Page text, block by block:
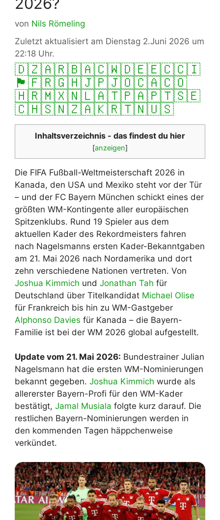
von Nils Römeling
Zuletzt aktualisiert am Dienstag 2.Juni 2026 um
22:18 Uhr.
🇩🇿🇦🇷🇧🇦🇨🇼🇩🇪🇪🇨🇨🇮
🏴󠁧󠁢󠁥󠁮󠁧󠁿🇫🇷🇬🇭🇯🇵🇯🇴🇨🇦🇨🇴
🇭🇷🇲🇽🇳🇱🇦🇹🇵🇦🇵🇹🇸🇪
🇨🇭🇸🇳🇿🇦🇰🇷🇹🇳🇺🇸
Inhaltsverzeichnis - das findest du hier
[anzeigen]
Die FIFA Fußball-Weltmeisterschaft 2026 in
Kanada, den USA und Mexiko steht vor der Tür
– und der FC Bayern München schickt eines der
größten WM-Kontingente aller europäischen
Spitzenklubs. Rund 19 Spieler aus dem
aktuellen Kader des Rekordmeisters fahren
nach Nagelsmanns ersten Kader-Bekanntgaben
am 21. Mai 2026 nach Nordamerika und dort
zehn verschiedene Nationen vertreten. Von
Joshua Kimmich und Jonathan Tah für
Deutschland über Titelkandidat Michael Olise
für Frankreich bis hin zu WM-Gastgeber
Alphonso Davies für Kanada – die Bayern-
Familie ist bei der WM 2026 global aufgestellt.
Update vom 21. Mai 2026: Bundestrainer Julian
Nagelsmann hat die ersten WM-Nominierungen
bekannt gegeben. Joshua Kimmich wurde als
allererster Bayern-Profi für den WM-Kader
bestätigt, Jamal Musiala folgte kurz darauf. Die
restlichen Bayern-Nominierungen werden in
den kommenden Tagen häppchenweise
verkündet.